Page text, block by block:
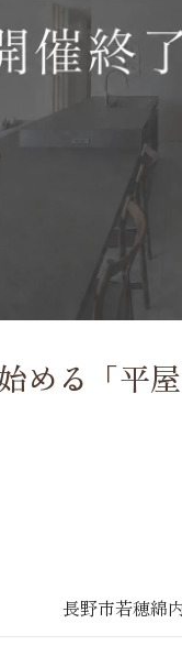
める「平
長野市若穂綿